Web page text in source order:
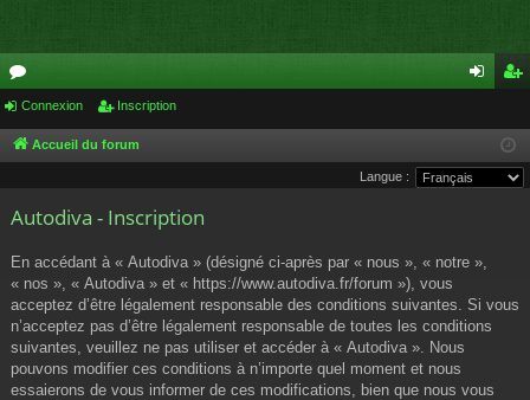
or
u
s
cri
pti
Connexion Inscription
Accueil du forum
Langue :
Autodiva - Inscription
En accédant à « Autodiva » (désigné ci-après par « nous », « notre »,
« nos », « Autodiva » et « https://www.autodiva.fr/forum »), vous
acceptez d’être légalement responsable des conditions suivantes. Si vous
n’acceptez pas d’être légalement responsable de toutes les conditions
suivantes, veuillez ne pas utiliser et accéder à « Autodiva ». Nous
pouvons modifier ces conditions à n’importe quel moment et nous
essaierons de vous informer de ces modifications, bien que nous vous